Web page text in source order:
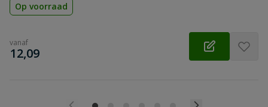
Op voorraad
vanaf
€
12,09